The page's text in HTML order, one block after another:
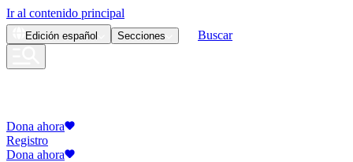
Ir al contenido principal
Edición español Secciones Buscar
Dona ahora
Registro
Dona ahora